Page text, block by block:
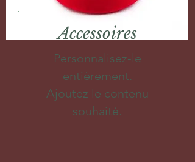
Accessoires
Personnalisez-le
entièrement.
Ajoutez le contenu
souhaité.